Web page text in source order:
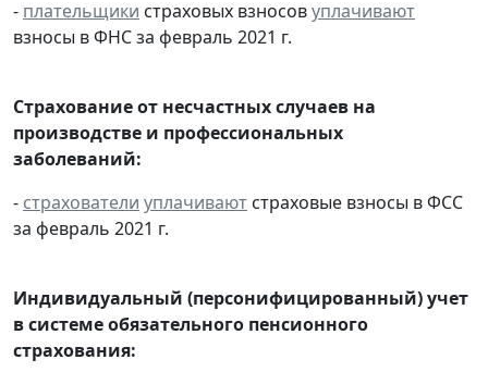
- плательщики страховых взносовуплачивают
взносы в ФНС за февраль 2021 г.
Страхование от несчастных случаев на
производстве и профессиональных
заболеваний:
- страхователи уплачивают страховые взносы в ФСС
за февраль 2021 г.
Индивидуальный (персонифицированный) учет
в системе обязательного пенсионного
страхования: